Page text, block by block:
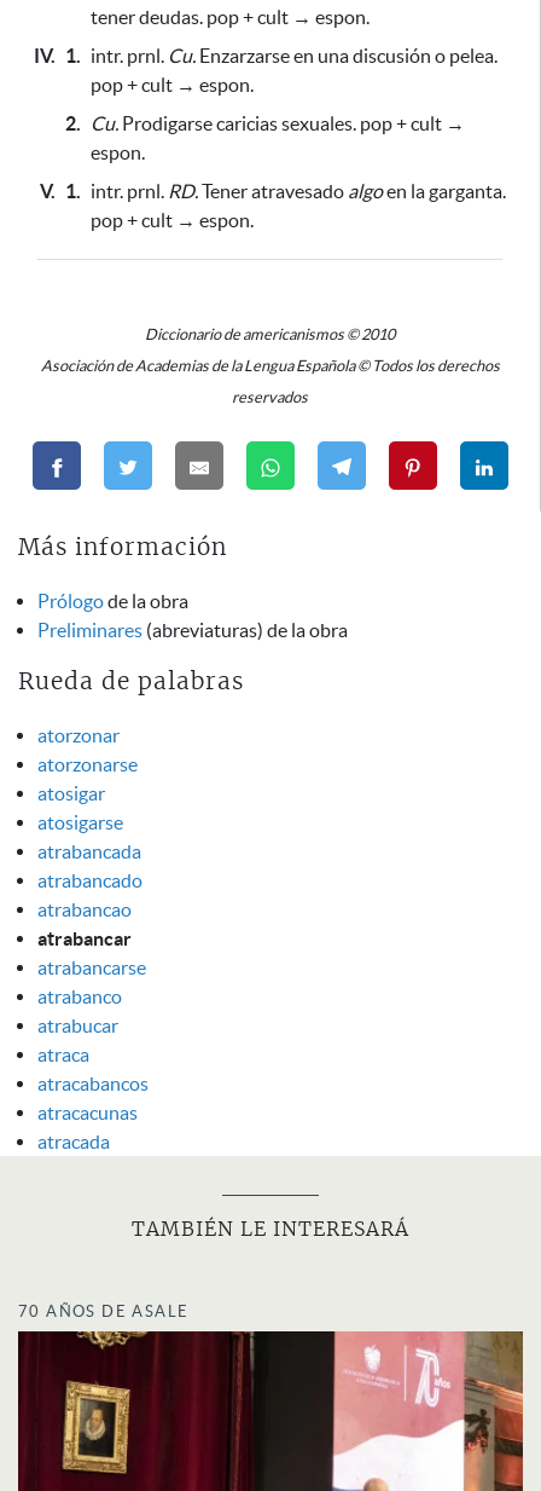
tener deudas. pop + cult → espon.
IV. 1. intr. prnl. Cu. Enzarzarse en una discusión o pelea.
pop + cult → espon.
2.
Cu. Prodigarse caricias sexuales. pop + cult →
espon.
V. 1. intr. prnl. RD.Tener atravesado algoen la garganta.
pop + cult → espon.
Diccionario de americanismos © 2010
Asociación de Academias de la Lengua Española © Todos los derechos
reservados
Más información
Prólogode la obra
Preliminares (abreviaturas) de la obra
Rueda de palabras
atorzonar
atorzonarse
atosigar
atosigarse
atrabancada
atrabancado
atrabancao
atrabancar
atrabancarse
atrabanco
atrabucar
atraca
atracabancos
atracacunas
atracada
TAMBIÉN LE INTERESARÁ
70 AÑOS DE ASALE